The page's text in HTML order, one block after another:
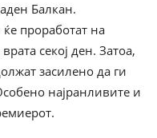
Балкан.
проработат на
секој ден. Затоа,
засилено да ги
најранливите и